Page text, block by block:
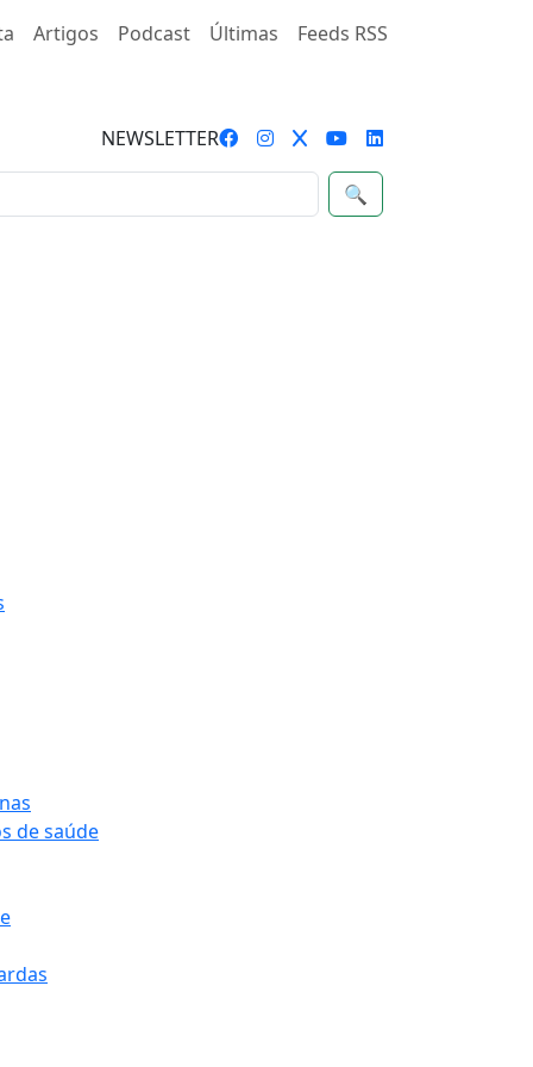
Artigos Podcast Últimas Feeds RSS
NEWSLETTER
🔍
de saúde